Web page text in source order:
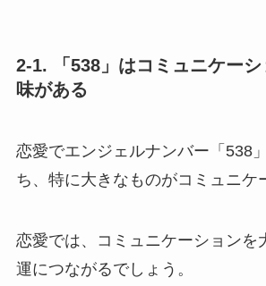
2-1. 「538」はコミュニケー
味がある
恋愛でエンジェルナンバー「538
ち、特に大きなものがコミュニケ
恋愛では、コミュニケーションを
運につながるでしょう。